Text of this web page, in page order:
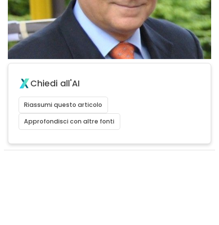
Chiedi all'AI
Riassumi questo articolo
Approfondisci con altre fonti